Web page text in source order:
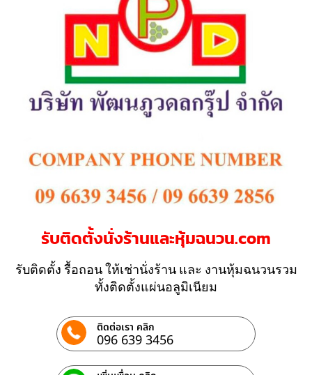
รับติดตั้งนั่งร้านและหุ้มฉนวน.com
รับติดตั้ง รื้อถอน ให้เช่านั่งร้าน และ งานหุ้มฉนวนรวม
ทั้งติดตั้งแผ่นอลูมิเนียม
ติดต่อเรา คลิก
096 639 3456